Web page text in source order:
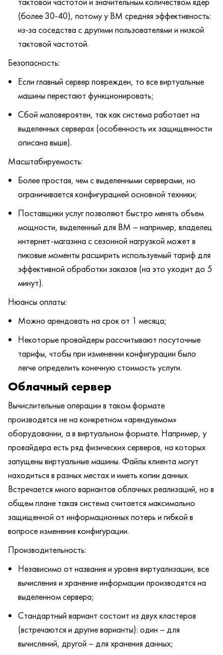
(более 30-40), потому у ВМ средняя эффективность:
из-за соседства с другими пользователями и низкой
тактовой частотой.
Безопасность:
Если главный сервер поврежден, то все виртуальные
машины перестают функционировать;
Сбой маловероятен, так как система работает на
выделенных серверах (особенность их защищенности
описана выше).
Масштабируемость:
Более простая, чем с выделенными серверами, но
ограничивается конфигурацией основной техники;
Поставщики услуг позволяют быстро менять объем
мощности, выделенный для ВМ – например, владелец
интернет-магазина с сезонной нагрузкой может в
пиковые моменты расширить используемый тариф для
эффективной обработки заказов (на это уходит до 5
минут).
Нюансы оплаты:
Можно арендовать на срок от 1 месяца;
Некоторые провайдеры рассчитывают посуточные
тарифы, чтобы при изменении конфигурации было
легче определить конечную стоимость услуги.
Облачный сервер
Вычислительные операции в таком формате
производятся не на конкретном «арендуемом»
оборудовании, а в виртуальном формате. Например, у
провайдера есть ряд физических серверов, на которых
запущены виртуальные машины. Файлы клиента могут
находиться в разных местах и иметь копии данных.
Встречается много вариантов облачных реализаций, но в
общем плане такая система считается максимально
защищенной от информационных потерь и гибкой в
вопросе изменения конфигурации.
Производительность:
Независимо от названия и уровня виртуализации, все
вычисления и хранение информации производятся на
выделенном сервера;
Стандартный вариант состоит из двух кластеров
(встречаются и другие варианты): один – для
вычислений, другой – для хранения данных;